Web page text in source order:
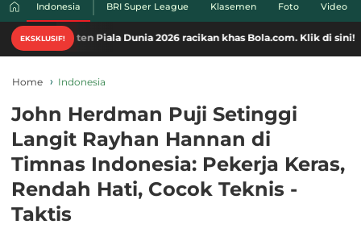
Indonesia BRI Super League Klasemen Foto Video
EKSKLUSIF!
Piala Dunia 2026 racikan khas Bola.com. Klik di sini!
Home Indonesia
John Herdman Puji Setinggi
Langit Rayhan Hannan di
Timnas Indonesia: Pekerja Keras,
Rendah Hati, Cocok Teknis -
Taktis